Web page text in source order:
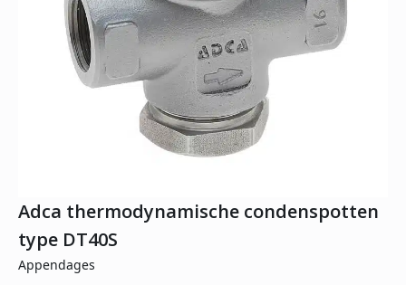
Adca thermodynamische condenspotten
type DT40S
Appendages